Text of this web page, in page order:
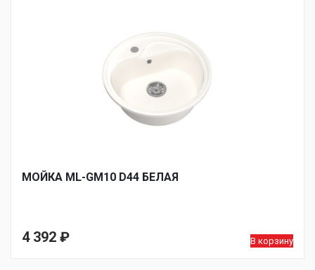
МОЙКA ML-GM10 D44 БЕЛАЯ
4 392 ₽ В корзину